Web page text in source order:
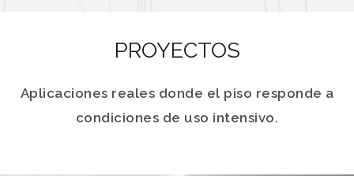
PROYECTOS
Aplicaciones reales donde el piso responde a
condiciones de uso intensivo.